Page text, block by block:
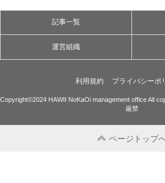
記事一覧
運営組織
利用規約 プライバシーポ
Copyright©2024 HAWII NoKaOi management office All
厳禁
ページトップ